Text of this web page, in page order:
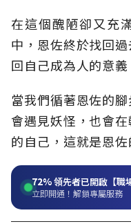
在這個醜陋卻又充
中，恩佐終於找回
回自己成為人的意義
當我們循著恩佐的
會遇見妖怪，也會
的自己，這就是恩佐
72%領先者已開啟【職
立即開通！解鎖專屬服務